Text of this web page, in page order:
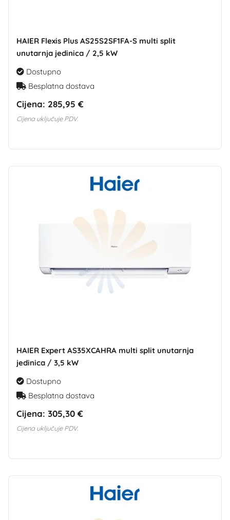
HAIER Flexis Plus AS25S2SF1FA-S multi split
unutarnja jedinica / 2,5 kW
Dostupno
Besplatna dostava
Cijena: 285,95 €
Cijena uključuje PDV.
HAIER Expert AS35XCAHRA multi split unutarnja
jedinica / 3,5 kW
Dostupno
Besplatna dostava
Cijena: 305,30 €
Cijena uključuje PDV.